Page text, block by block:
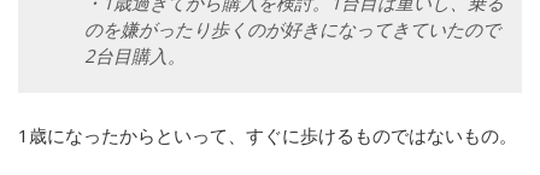
のを嫌がったり歩くのが好きになってきていたので
2台目購入。
1歳になったからといって、すぐに歩けるものではないもの。